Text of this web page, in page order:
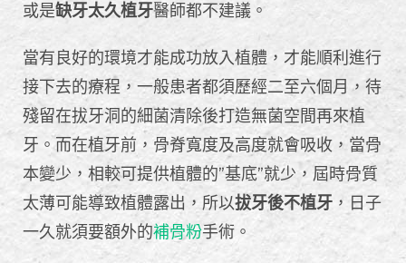
或是缺牙太久植牙醫師都不建議。
當有良好的環境才能成功放入植體，才能順利進行
接下去的療程，一般患者都須歷經二至六個月，待
殘留在拔牙洞的細菌清除後打造無菌空間再來植
牙。而在植牙前，骨脊寬度及高度就會吸收，當骨
本變少，相較可提供植體的”基底”就少，屆時骨質
太薄可能導致植體露出，所以拔牙後不植牙 ，日子
一久就須要額外的補骨粉手術。